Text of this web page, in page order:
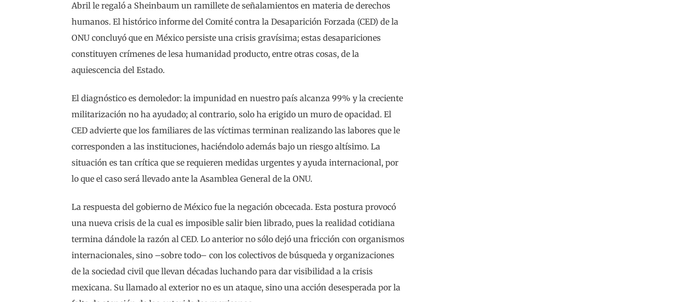
Abril le regaló a Sheinbaum un ramillete de señalamientos en materia de derechos
humanos. El histórico informe del Comité contra la Desaparición Forzada (CED) de la
ONU concluyó que en México persiste una crisis gravísima; estas desapariciones
constituyen crímenes de lesa humanidad producto, entre otras cosas, de la
aquiescencia del Estado.
El diagnóstico es demoledor: la impunidad en nuestro país alcanza 99% y la creciente
militarización no ha ayudado; al contrario, solo ha erigido un muro de opacidad. El
CED advierte que los familiares de las víctimas terminan realizando las labores que le
corresponden a las instituciones, haciéndolo además bajo un riesgo altísimo. La
situación es tan crítica que se requieren medidas urgentes y ayuda internacional, por
lo que el caso será llevado ante la Asamblea General de la ONU.
La respuesta del gobierno de México fue la negación obcecada. Esta postura provocó
una nueva crisis de la cual es imposible salir bien librado, pues la realidad cotidiana
termina dándole la razón al CED. Lo anterior no sólo dejó una fricción con organismos
internacionales, sino –sobre todo– con los colectivos de búsqueda y organizaciones
de la sociedad civil que llevan décadas luchando para dar visibilidad a la crisis
mexicana. Su llamado al exterior no es un ataque, sino una acción desesperada por la